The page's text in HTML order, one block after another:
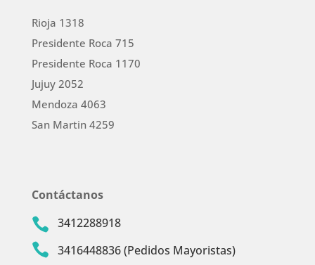
Rioja 1318
Presidente Roca 715
Presidente Roca 1170
Jujuy 2052
Mendoza 4063
San Martin 4259
Contáctanos
 3412288918
 3416448836 (Pedidos Mayoristas)